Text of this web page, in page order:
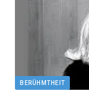
BERÜHMTHEIT